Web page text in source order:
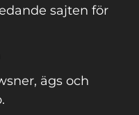
sajten för
ägs och